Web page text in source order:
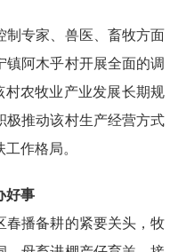
专家、兽医、畜牧方面
镇阿木乎村开展全面的调
农牧业产业发展长期规
极推动该村生产经营方式
作格局。
事
播备耕的紧要关头，牧